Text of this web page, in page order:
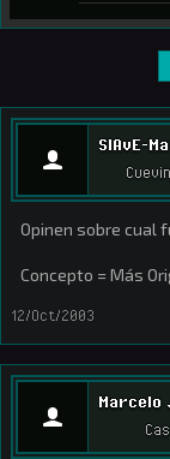
SlAvE-
Opinen sobre cual
Concepto = Más
12/Oct/2003
Marcelo